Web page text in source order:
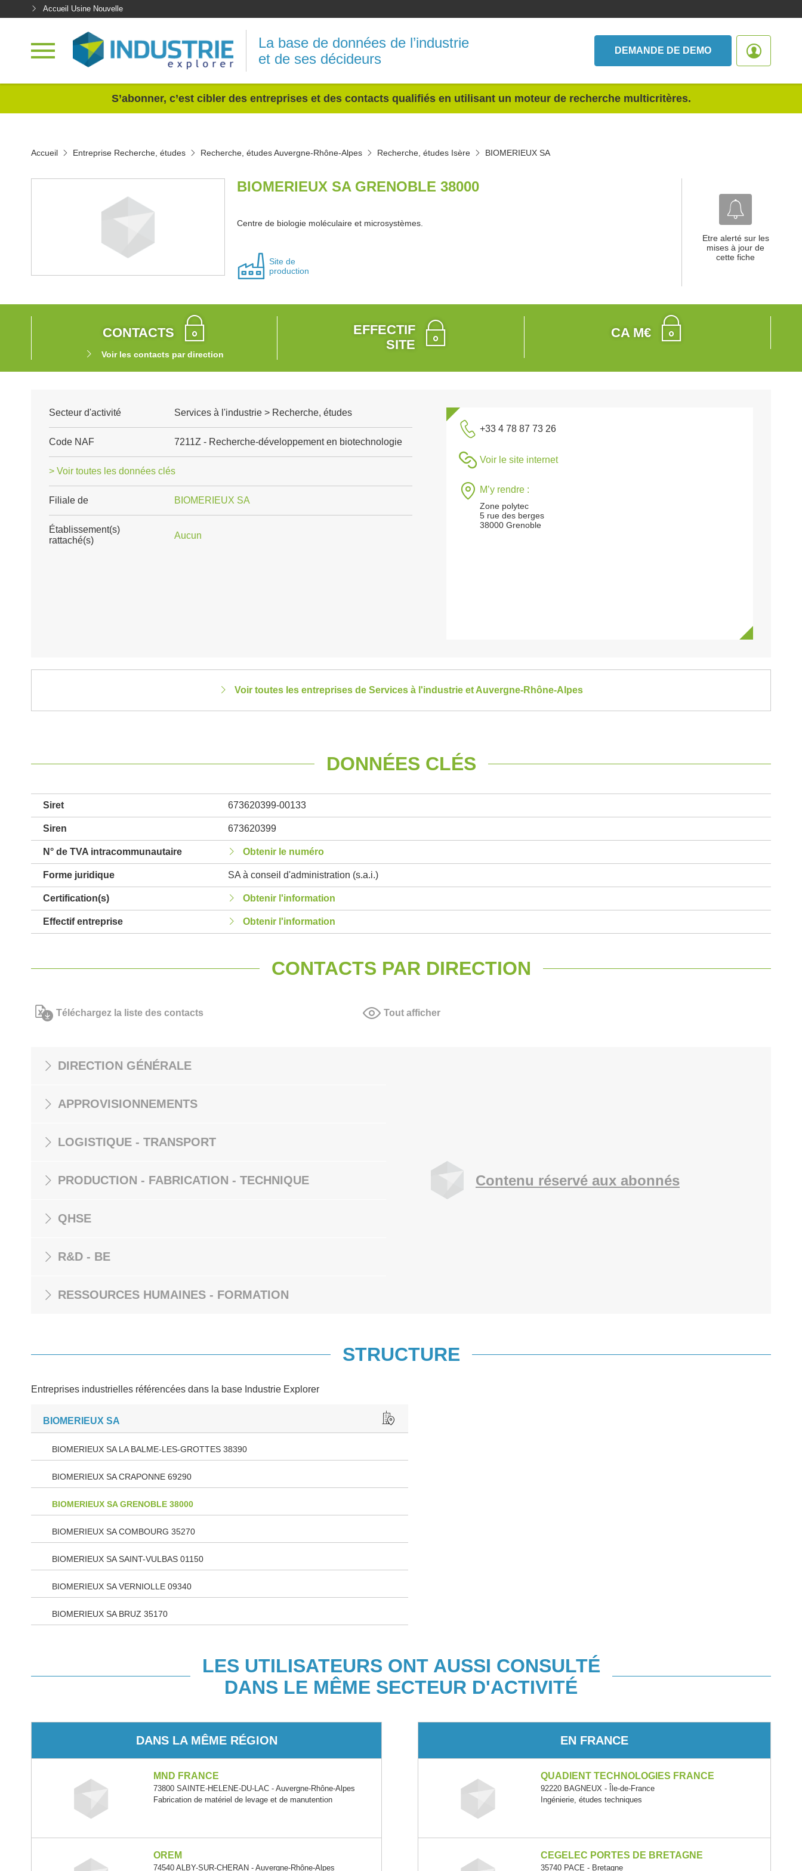
Accueil Usine Nouvelle
La base de données de l’industrie
et de ses décideurs
DEMANDE DE DEMO
S’abonner, c’est cibler des entreprises et des contacts qualifiés en utilisant un moteur de recherche multicritères.
Accueil Entreprise Recherche, études Recherche, études Auvergne-Rhône-Alpes Recherche, études Isère BIOMERIEUX SA
BIOMERIEUX SA GRENOBLE 38000
Centre de biologie moléculaire et microsystèmes.
Site de
production
Etre alerté sur les
mises à jour de
cette fiche
CONTACTS
Voir les contacts par direction
EFFECTIF
SITE
CA M€
Secteur d'activité Services à l'industrie > Recherche, études
Code NAF 7211Z - Recherche-développement en biotechnologie
> Voir toutes les données clés
Filiale de BIOMERIEUX SA
Établissement(s)
rattaché(s)
Aucun
+33 4 78 87 73 26
Voir le site internet
M’y rendre :
Zone polytec
5 rue des berges
38000 Grenoble
Voir toutes les entreprises de Services à l'industrie et Auvergne-Rhône-Alpes
DONNÉES CLÉS
Siret 673620399-00133
Siren 673620399
N° de TVA intracommunautaire Obtenir le numéro
Forme juridique SA à conseil d'administration (s.a.i.)
Certification(s) Obtenir l'information
Effectif entreprise Obtenir l'information
CONTACTS PAR DIRECTION
Téléchargez la liste des contacts Tout afficher
DIRECTION GÉNÉRALE
APPROVISIONNEMENTS
LOGISTIQUE - TRANSPORT
PRODUCTION - FABRICATION - TECHNIQUE
QHSE
R&D - BE
RESSOURCES HUMAINES - FORMATION
Contenu réservé aux abonnés
STRUCTURE
Entreprises industrielles référencées dans la base Industrie Explorer
BIOMERIEUX SA
BIOMERIEUX SA LA BALME-LES-GROTTES 38390
BIOMERIEUX SA CRAPONNE 69290
BIOMERIEUX SA GRENOBLE 38000
BIOMERIEUX SA COMBOURG 35270
BIOMERIEUX SA SAINT-VULBAS 01150
BIOMERIEUX SA VERNIOLLE 09340
BIOMERIEUX SA BRUZ 35170
LES UTILISATEURS ONT AUSSI CONSULTÉ
DANS LE MÊME SECTEUR D'ACTIVITÉ
DANS LA MÊME RÉGION
MND FRANCE
73800 SAINTE-HELENE-DU-LAC - Auvergne-Rhône-Alpes
Fabrication de matériel de levage et de manutention
OREM
74540 ALBY-SUR-CHERAN - Auvergne-Rhône-Alpes
EN FRANCE
QUADIENT TECHNOLOGIES FRANCE
92220 BAGNEUX - Île-de-France
Ingénierie, études techniques
CEGELEC PORTES DE BRETAGNE
35740 PACE - Bretagne